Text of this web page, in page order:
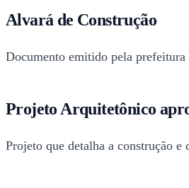
Alvará de Construção
Documento emitido pela
Projeto Arquitetônico
Projeto que detalha a construção